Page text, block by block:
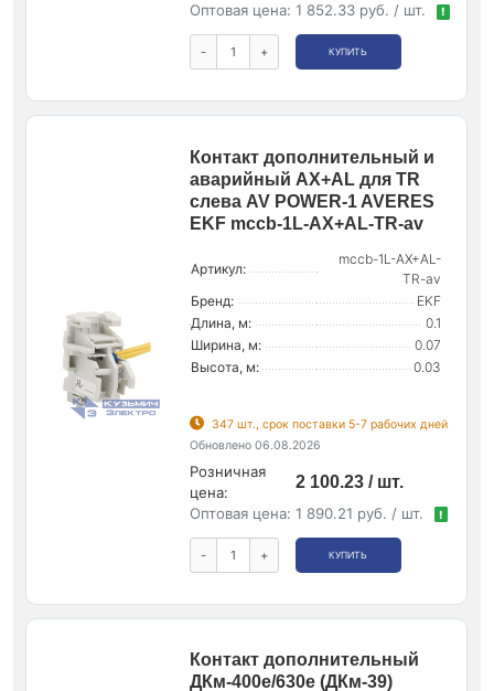
Оптовая цена: 1 852.33 руб. / шт. !
- + КУПИТЬ
Контакт дополнительный и
аварийный AX+AL для TR
слева AV POWER-1 AVERES
EKF mccb-1L-AX+AL-TR-av
Артикул:
mccb-1L-AX+AL-
TR-av
Бренд:
EKF
Длина, м:
0.1
Ширина, м:
0.07
Высота, м:
0.03
347 шт., срок поставки 5-7 рабочих дней
Обновлено 06.08.2026
Розничная
цена:
2 100.23 / шт.
Оптовая цена: 1 890.21 руб. / шт. !
- + КУПИТЬ
Контакт дополнительный
ДКм-400е/630е (ДКм-39)